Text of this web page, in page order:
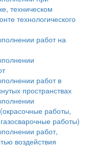
техническом
технологического
работ на
работ в
пространствах
работы,
работы)
работ,
воздействия